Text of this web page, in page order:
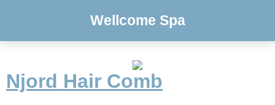
Wellcome Spa
Njord Hair Comb